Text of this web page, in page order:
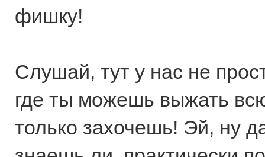
фишку!
Слушай, тут у нас не
где ты можешь выжать
только захочешь! Эй, ну